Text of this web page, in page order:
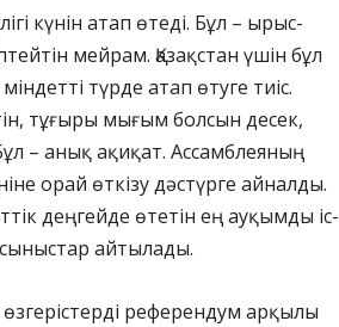
күнін атап өтеді. Бұл – ырыс-
мейрам. Қазақстан үшін бұл
түрде атап өтуге тиіс.
тұғыры мығым болсын десек,
– анық ақиқат. Ассамблеяның
орай өткізу дәстүрге айналды.
деңгейде өтетін ең ауқымды іс-
айтылады.
референдум арқылы